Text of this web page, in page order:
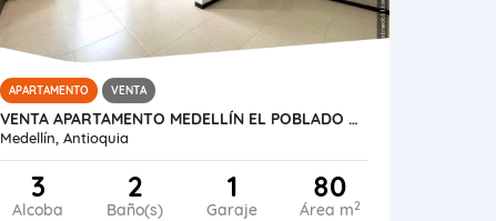
APARTAMENTO VENTA
VENTA APARTAMENTO MEDELLÍN EL POBLADO LOMA MARIANITO
Medellín, Antioquia
3
Alcoba
2
Baño(s)
1
Garaje
80
Área m2